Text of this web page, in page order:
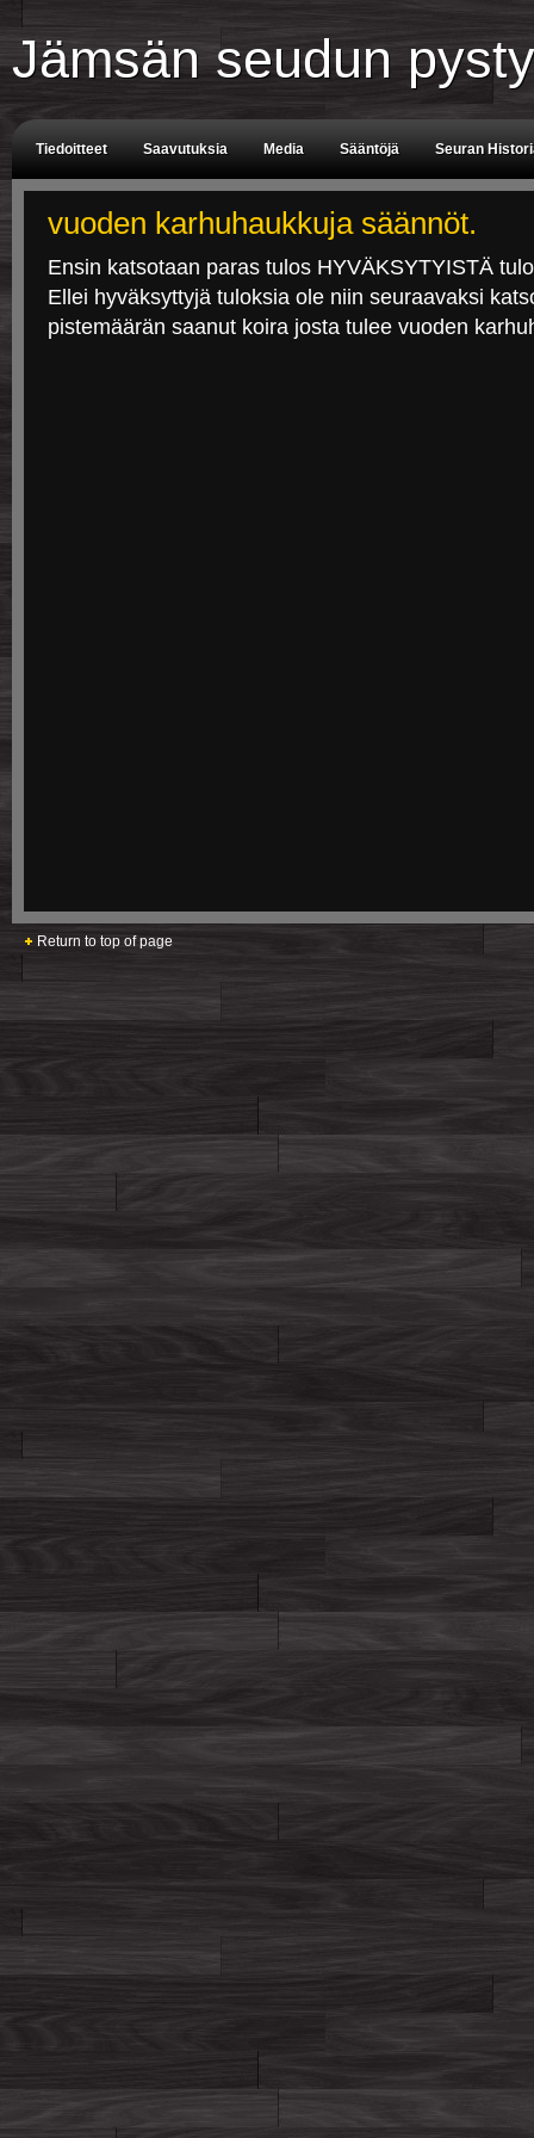
Jämsän seudun
Tiedoitteet Saavutuksia Media Sääntöjä Seuran
Aikataulu
vuoden karhuhaukkuja säännöt.
Ensin katsotaan paras tulos HYVÄKSYTYISTÄ
Ellei hyväksyttyjä tuloksia ole niin seuraavaksi
pistemäärän saanut koira josta tulee vuoden
Return to top of page